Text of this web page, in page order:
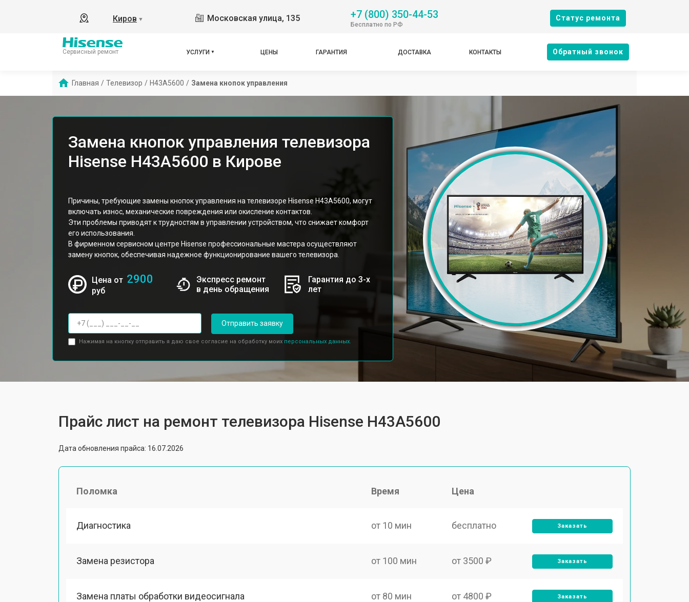
Киров ▼ Московская улица, 135 +7 (800) 350-44-53
Бесплатно по РФ
Cтатус ремонта
Сервисный ремонт УСЛУГИ ЦЕНЫ ГАРАНТИЯ ДОСТАВКА КОНТАКТЫ Oбратный звонок
Главная / Телевизор / H43A5600 / Замена кнопок управления
Замена кнопок управления телевизора
Hisense H43A5600 в Кирове
Причины, требующие замены кнопок управления на телевизоре Hisense H43A5600, могут
включать износ, механические повреждения или окисление контактов.
Эти проблемы приводят к трудностям в управлении устройством, что снижает комфорт
его использования.
В фирменном сервисном центре Hisense профессиональные мастера осуществляют
замену кнопок, обеспечивая надежное функционирование вашего телевизора.
Цена от 2900
руб
Экспресс ремонт
в день обращения
Гарантия до 3-х
лет
Отправить заявку
Нажимая на кнопку отправить я даю свое согласие на обработку моих персональных данных.
Прайс лист на ремонт телевизора Hisense H43A5600
Дата обновления прайса: 16.07.2026
Поломка Время Цена
Диагностика от 10 мин бесплатно Заказать
Замена резистора от 100 мин от 3500 ₽ Заказать
Замена платы обработки видеосигнала от 80 мин от 4800 ₽ Заказать